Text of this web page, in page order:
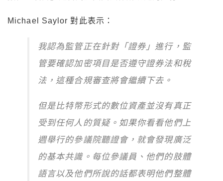
Michael Saylor 對此表示：
我認為監管正在針對「證券」進行，監
管要確認加密項目是否遵守證券法和稅
法，這種合規審查將會繼續下去。
但是比特幣形式的數位資產並沒有真正
受到任何人的質疑。如果你看看他們上
週舉行的參議院聽證會，就會發現廣泛
的基本共識。每位參議員、他們的肢體
語言以及他們所說的話都表明他們整體